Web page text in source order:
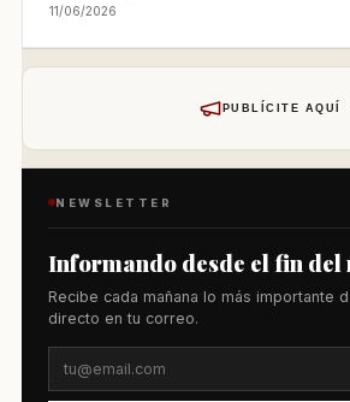
11/06/2026
PUBLÍCITE AQUÍ
NEWSLETTER
Informando desde el fin del
Recibe cada mañana lo más importante
directo en tu correo.